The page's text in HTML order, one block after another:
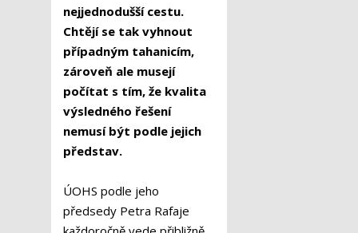
nejjednodušší cestu.
Chtějí se tak vyhnout
případným tahanicím,
zároveň ale musejí
počítat s tím, že kvalita
výsledného řešení
nemusí být podle jejich
představ.
ÚOHS podle jeho
předsedy Petra Rafaje